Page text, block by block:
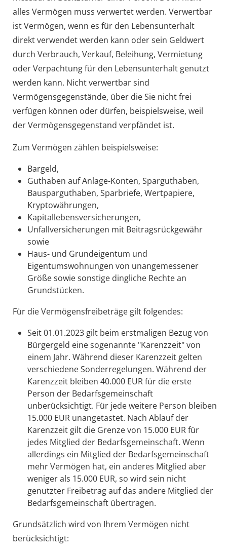
alles Vermögen muss verwertet werden. Verwertbar
ist Vermögen, wenn es für den Lebensunterhalt
direkt verwendet werden kann oder sein Geldwert
durch Verbrauch, Verkauf, Beleihung, Vermietung
oder Verpachtung für den Lebensunterhalt genutzt
werden kann. Nicht verwertbar sind
Vermögensgegenstände, über die Sie nicht frei
verfügen können oder dürfen, beispielsweise, weil
der Vermögensgegenstand verpfändet ist.
Zum Vermögen zählen beispielsweise:
Bargeld,
Guthaben auf Anlage-Konten, Sparguthaben,
Bausparguthaben, Sparbriefe, Wertpapiere,
Kryptowährungen,
Kapitallebensversicherungen,
Unfallversicherungen mit Beitragsrückgewähr
sowie
Haus- und Grundeigentum und
Eigentumswohnungen von unangemessener
Größe sowie sonstige dingliche Rechte an
Grundstücken.
Für die Vermögensfreibeträge gilt folgendes:
Seit 01.01.2023 gilt beim erstmaligen Bezug von
Bürgergeld eine sogenannte "Karenzzeit" von
einem Jahr. Während dieser Karenzzeit gelten
verschiedene Sonderregelungen. Während der
Karenzzeit bleiben 40.000 EUR für die erste
Person der Bedarfsgemeinschaft
unberücksichtigt. Für jede weitere Person bleiben
15.000 EUR unangetastet. Nach Ablauf der
Karenzzeit gilt die Grenze von 15.000 EUR für
jedes Mitglied der Bedarfsgemeinschaft. Wenn
allerdings ein Mitglied der Bedarfsgemeinschaft
mehr Vermögen hat, ein anderes Mitglied aber
weniger als 15.000 EUR, so wird sein nicht
genutzter Freibetrag auf das andere Mitglied der
Bedarfsgemeinschaft übertragen.
Grundsätzlich wird von Ihrem Vermögen nicht
berücksichtigt: